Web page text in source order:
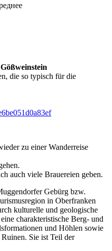
die so typisch für die
zu einer Wanderreise
auch viele Brauereien geben.
Gebürg bzw.
in Oberfranken
kulturelle und geologische
charakteristische Berg- und
und Höhlen sowie
Sie ist Teil der